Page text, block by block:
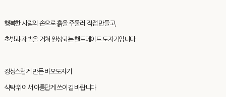
행복한 사람의 손으로 흙을 주물러 직접 만들고,
초벌과 재벌을 거쳐 완성되는 핸드메이드 도자기입니다
정성스럽게 만든 바오도자기
식탁 위에서 아름답게 쓰이길 바랍니다